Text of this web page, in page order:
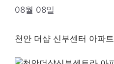
08월 08일
천안 더샵 신부센터 아파